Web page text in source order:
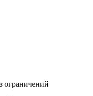
ограничений